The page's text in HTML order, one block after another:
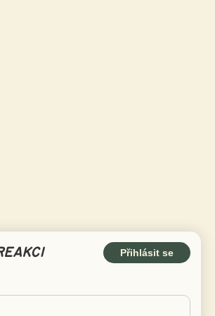
Přihlásit se